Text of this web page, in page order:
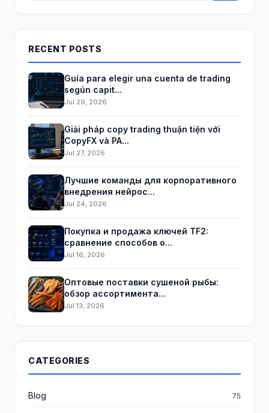
RECENT POSTS
Guía para elegir una cuenta de trading
según capit...
Jul 29, 2026
Giải pháp copy trading thuận tiện với
CopyFX và PA...
Jul 27, 2026
Лучшие команды для корпоративного
внедрения нейрос...
Jul 24, 2026
Покупка и продажа ключей TF2:
сравнение способов о...
Jul 16, 2026
Оптовые поставки сушеной рыбы:
обзор ассортимента...
Jul 13, 2026
CATEGORIES
Blog 75